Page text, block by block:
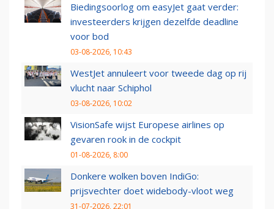
Biedingsoorlog om easyJet gaat verder:
investeerders krijgen dezelfde deadline
voor bod
03-08-2026, 10:43
WestJet annuleert voor tweede dag op rij
vlucht naar Schiphol
03-08-2026, 10:02
VisionSafe wijst Europese airlines op
gevaren rook in de cockpit
01-08-2026, 8:00
Donkere wolken boven IndiGo:
prijsvechter doet widebody-vloot weg
31-07-2026, 22:01